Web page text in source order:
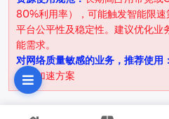
80%利用率），可能触发智能限
平台公平性及稳定性。建议优化业
能需求。
对网络质量敏感的业务，推荐使用：
全球加速方案